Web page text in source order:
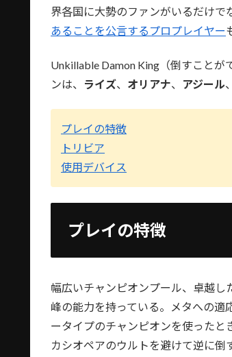
界各国に大勢のファンがいるだけで
あることを公言するプロプレイヤー
Unkillable Damon King（倒すこと
ンは、
ライズ、 オリアナ、 アジール、
プレイの特徴
トリビア
使用デバイス
プレイの特徴
幅広いチャンピオンプール、卓越
峰の能力を持っている。メタへの適
ータイプのチャンピオンを使った
カシオペアのウルトを避けて逆に